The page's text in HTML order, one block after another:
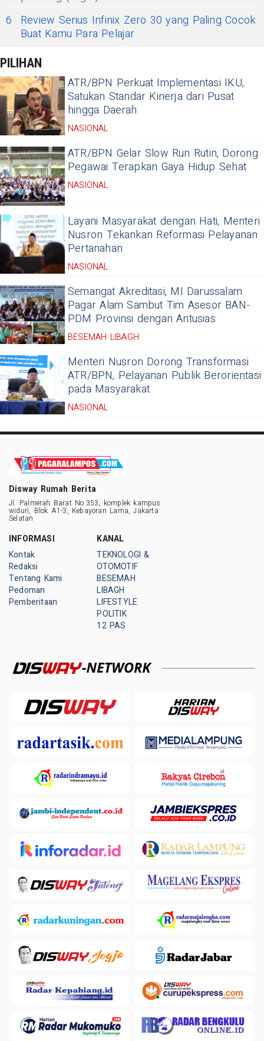
6
Review Serius Infinix Zero 30 yang Paling Cocok
Buat Kamu Para Pelajar
PILIHAN
ATR/BPN Perkuat Implementasi IKU,
Satukan Standar Kinerja dari Pusat
hingga Daerah
NASIONAL
ATR/BPN Gelar Slow Run Rutin, Dorong
Pegawai Terapkan Gaya Hidup Sehat
NASIONAL
Layani Masyarakat dengan Hati, Menteri
Nusron Tekankan Reformasi Pelayanan
Pertanahan
NASIONAL
Semangat Akreditasi, MI Darussalam
Pagar Alam Sambut Tim Asesor BAN-
PDM Provinsi dengan Antusias
BESEMAH LIBAGH
Menteri Nusron Dorong Transformasi
ATR/BPN, Pelayanan Publik Berorientasi
pada Masyarakat
NASIONAL
Disway Rumah Berita
Jl. Palmerah Barat No.353, komplek kampus
widuri, Blok A1-3, Kebayoran Lama, Jakarta
Selatan
INFORMASI
Kontak
Redaksi
Tentang Kami
Pedoman
Pemberitaan
KANAL
TEKNOLOGI &
OTOMOTIF
BESEMAH
LIBAGH
LIFESTYLE
POLITIK
12 PAS